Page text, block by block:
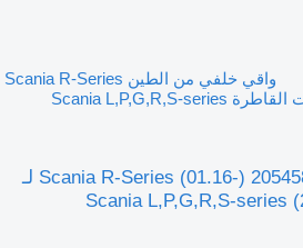
واقي خلفي من الطين Scania R-Series
(01.16-) 2054583 لـ السيارات القاطرة Scania L,P,G,R,S-series
واقي خلفي من الطين Scania R-Series (01.16-) 2054583 لـ